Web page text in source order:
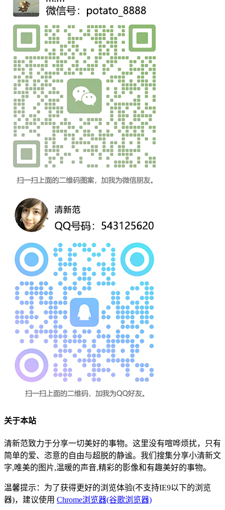
关于本站
清新范致力于分享一切美好的事物。这里没有喧哗烦扰，只有
简单的爱、恣意的自由与超脱的静谧。我们搜集分享小清新文
字,唯美的图片,温暖的声音,精彩的影像和有趣美好的事物。
温馨提示：为了获得更好的浏览体验(不支持IE9以下的浏览
器)，建议使用 Chrome浏览器(谷歌浏览器)